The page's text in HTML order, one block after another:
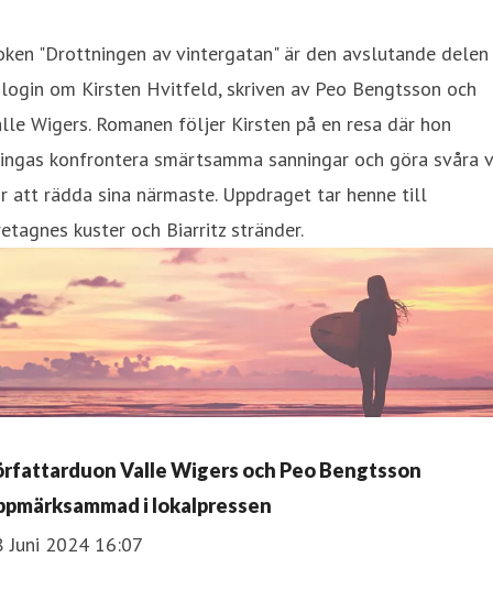
"Drottningen av vintergatan" är den avslutande
om Kirsten Hvitfeld, skriven av Peo Bengtsson och
Wigers. Romanen följer Kirsten på en resa där hon
konfrontera smärtsamma sanningar och göra svåra
att rädda sina närmaste. Uppdraget tar henne till
kuster och Biarritz stränder.
Valle Wigers och Peo Bengtsson
i lokalpressen
Juni 2024 16:07